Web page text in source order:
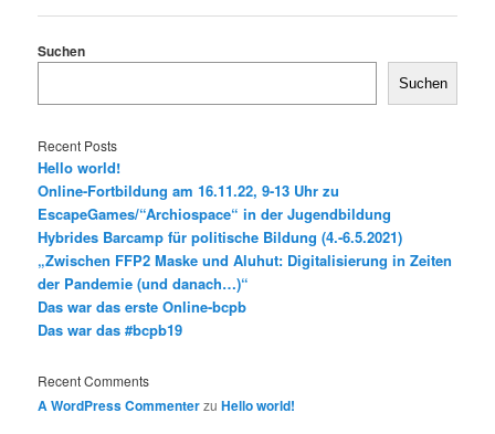
Suchen
Suchen
Recent Posts
Hello world!
Online-Fortbildung am 16.11.22, 9-13 Uhr zu
EscapeGames/“Archiospace“ in der Jugendbildung
Hybrides Barcamp für politische Bildung (4.-6.5.2021)
„Zwischen FFP2 Maske und Aluhut: Digitalisierung in Zeiten
der Pandemie (und danach…)“
Das war das erste Online-bcpb
Das war das #bcpb19
Recent Comments
A WordPress CommenterzuHello world!